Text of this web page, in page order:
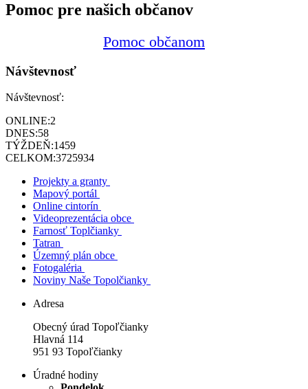
Pomoc pre našich občanov
Pomoc občanom
Návštevnosť
Návštevnosť:
ONLINE:2
DNES:58
TÝŽDEŇ:1459
CELKOM:3725934
Projekty a granty
Mapový portál
Online cintorín
Videoprezentácia obce
Farnosť Toplčianky
Tatran
Územný plán obce
Fotogaléria
Noviny Naše Topolčianky
Adresa
Obecný úrad Topoľčianky
Hlavná 114
951 93 Topoľčianky
Úradné hodiny